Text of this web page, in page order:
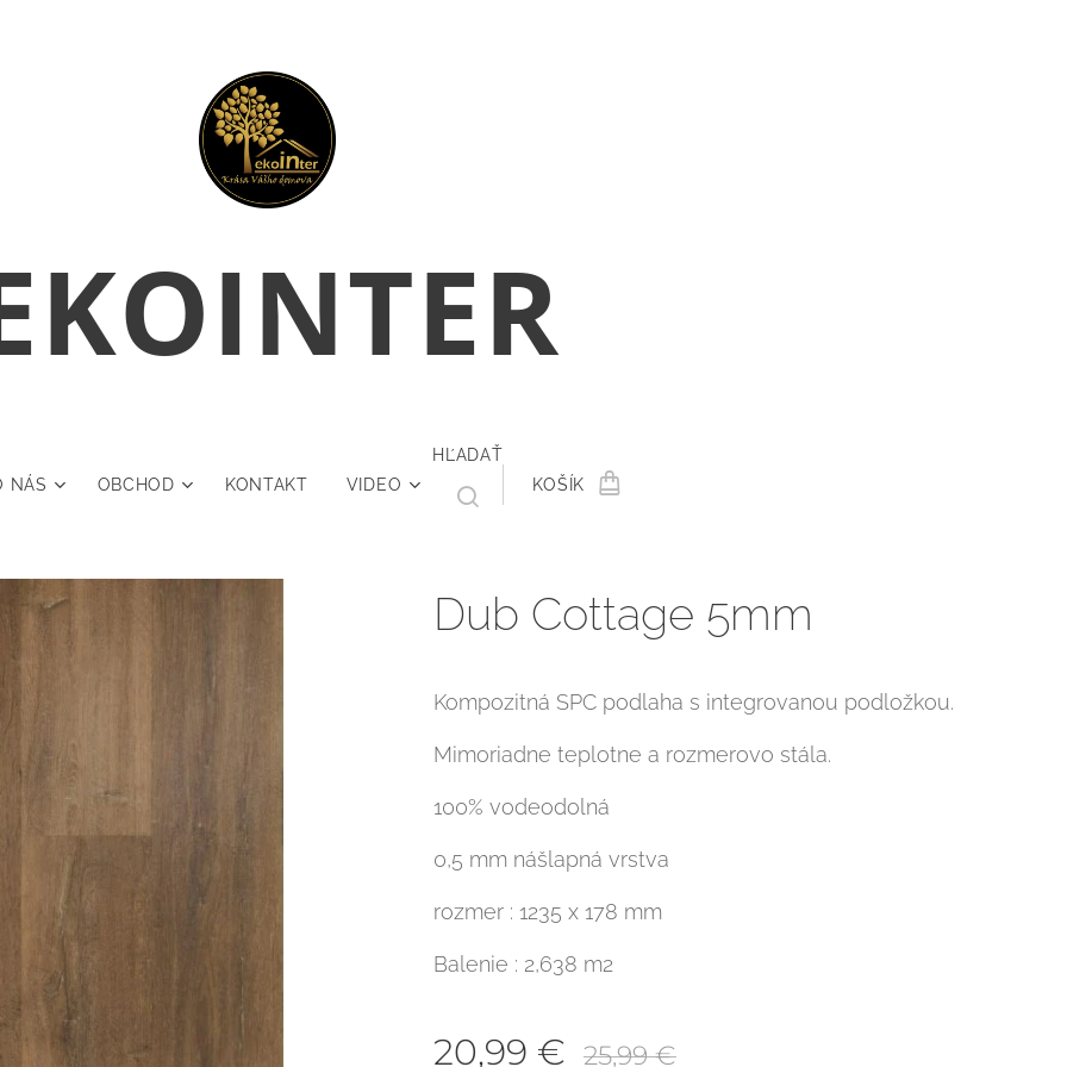
KOINTER
NÁS OBCHOD KONTAKT VIDEO
HĽADAŤ
KOŠÍK
Dub Cottage 5mm
Kompozitná SPC podlaha s integrovanou podložkou.
Mimoriadne teplotne a rozmerovo stála.
100% vodeodolná
0,5 mm nášlapná vrstva
rozmer : 1235 x 178 mm
Balenie : 2,638 m2
20,99 € 25,99€